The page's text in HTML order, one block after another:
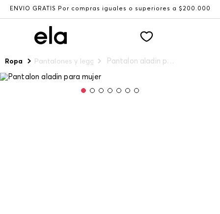
ENVÍO GRATIS Por compras iguales o superiores a $200.000
Ropa Pantalones y leggings Pantalon aladin para mujer